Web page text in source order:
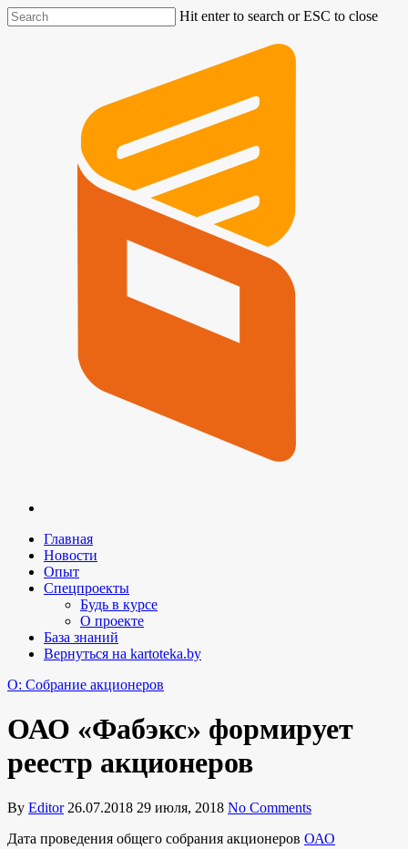
Hit enter to search or ESC to close
Главная
Новости
Опыт
Спецпроекты
Будь в курсе
О проекте
База знаний
Вернуться на kartoteka.by
O: Собрание акционеров
ОАО «Фабэкс» формирует
реестр акционеров
By Editor 26.07.2018 29 июля, 2018 No Comments
Дата проведения общего собрания акционеров ОАО